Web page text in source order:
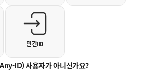
ID) 사용자가 아니신가요?
민간ID